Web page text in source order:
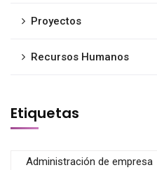
Proyectos
Recursos Humanos
Etiquetas
Administración de empresa